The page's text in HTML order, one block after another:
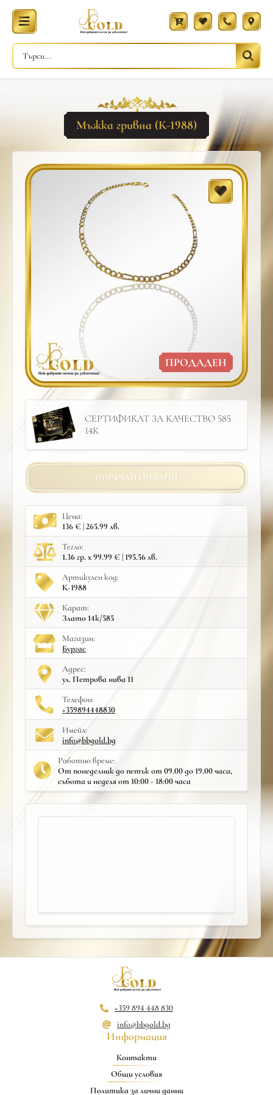
Мъжка гривна (К-1988)
ПРОДАДЕН
СЕРТИФИКАТ ЗА КАЧЕСТВО 585
14К
ПОРЪЧАЙ ОНЛАЙН
Цена:
136 € | 265.99 лв.
Тегло:
1.36 гр. x 99.99 € | 195.56 лв.
Артикулен код:
К-1988
Карат:
Злато 14к/585
Mагазин:
Бургас
Адрес:
ул. Петрова нива 11
Телефон:
+359894448830
Имейл:
info@bbgold.bg
Работно време:
От понеделник до петък от 09.00 до 19.00 часа,
събота и неделя от 10:00 - 18:00 часа
+359 894 448 830
info@bbgold.bg
Информация
Контакти
Общи условия
Политика за лични данни